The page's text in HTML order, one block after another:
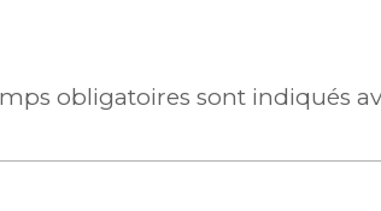
obligatoires sont indiqués